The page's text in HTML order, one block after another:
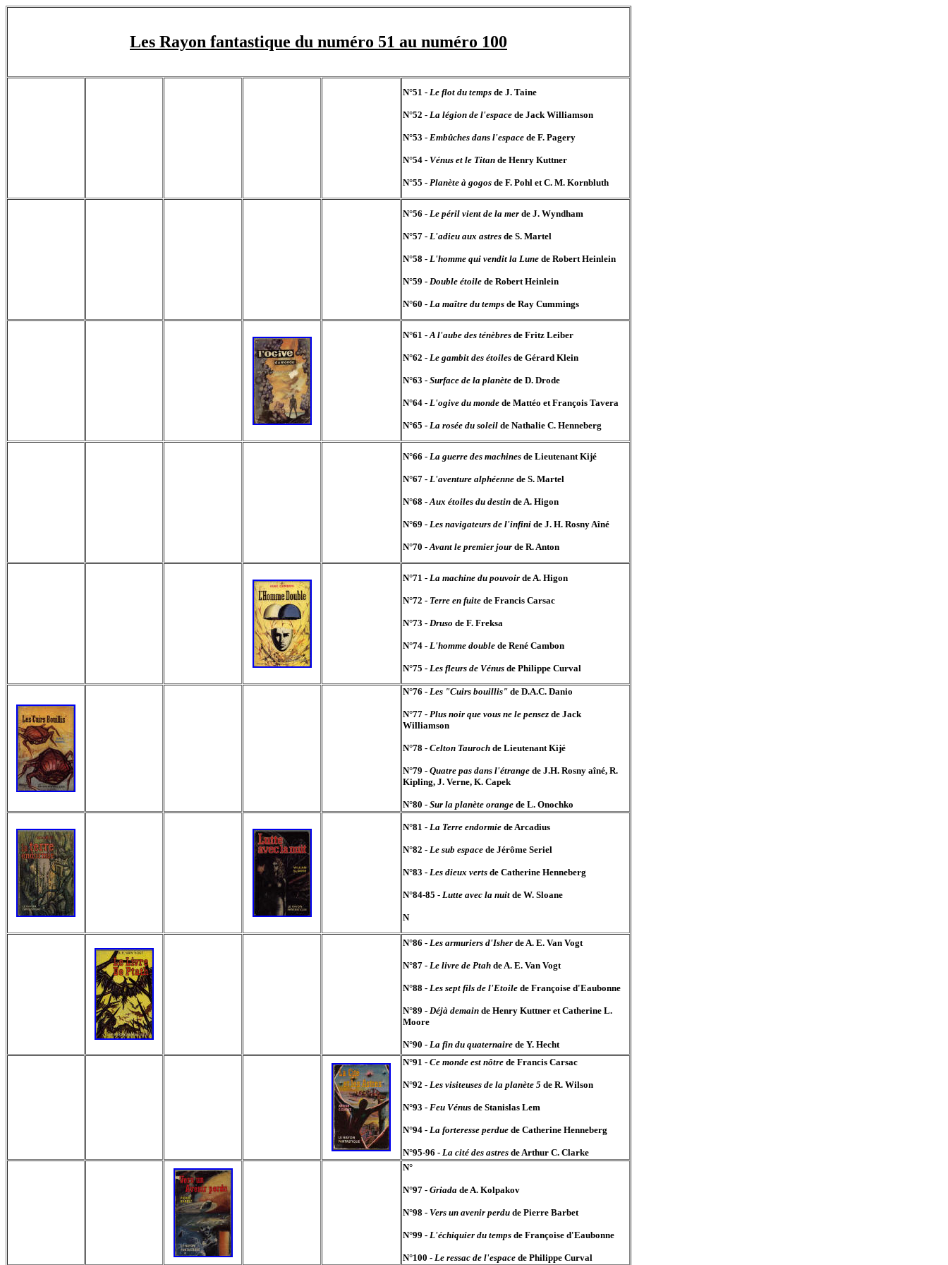
Les Rayon fantastique du numéro 51 au numéro 100
N°51 - Le flot du temps de J. Taine
N°52 - La légion de l'espace de Jack Williamson
N°53 - Embûches dans l'espace de F. Pagery
N°54 - Vénus et le Titan de Henry Kuttner
N°55 - Planète à gogos de F. Pohl et C. M. Kornbluth
N°56 - Le péril vient de la mer de J. Wyndham
N°57 - L'adieu aux astres de S. Martel
N°58 - L'homme qui vendit la Lune de Robert Heinlein
N°59 - Double étoile de Robert Heinlein
N°60 - La maître du temps de Ray Cummings
N°61 -A l'aube des ténèbres de Fritz Leiber
N°62 - Le gambit des étoiles de Gérard Klein
N°63 - Surface de la planète de D. Drode
N°64 - L'ogive du monde de Mattéo et François Tavera
N°65 - La rosée du soleil de Nathalie C. Henneberg
N°66 - La guerre des machines de Lieutenant Kijé
N°67 - L'aventure alphéenne de S. Martel
N°68 -Aux étoiles du destin de A. Higon
N°69 - Les navigateurs de l'infini de J. H. Rosny Aîné
N°70 -Avant le premier jour de R. Anton
N°71 - La machine du pouvoir de A. Higon
N°72 - Terre en fuite de Francis Carsac
N°73 - Druso de F. Freksa
N°74 - L'homme double de René Cambon
N°75 - Les fleurs de Vénus de Philippe Curval
N°76 - Les "Cuirs bouillis" de D.A.C. Danio
N°77 - Plus noir que vous ne le pensez de Jack
Williamson
N°78 - Celton Tauroch de Lieutenant Kijé
N°79 - Quatre pas dans l'étrange de J.H. Rosny aîné, R.
Kipling, J. Verne, K. Capek
N°80 - Sur la planète orange de L. Onochko
N°81 - La Terre endormie de Arcadius
N°82 - Le sub espace de Jérôme Seriel
N°83 - Les dieux verts de Catherine Henneberg
N°84-85 - Lutte avec la nuit de W. Sloane
N
N°86 - Les armuriers d'Isher de A. E. Van Vogt
N°87 - Le livre de Ptah de A. E. Van Vogt
N°88 - Les sept fils de l'Etoile de Françoise d'Eaubonne
N°89 - Déjà demain de Henry Kuttner et Catherine L.
Moore
N°90 - La fin du quaternaire de Y. Hecht
N°91 - Ce monde est nôtre de Francis Carsac
N°92 - Les visiteuses de la planète 5 de R. Wilson
N°93 - Feu Vénus de Stanislas Lem
N°94 - La forteresse perdue de Catherine Henneberg
N°95-96 - La cité des astres de Arthur C. Clarke
N°
N°97 - Griada de A. Kolpakov
N°98 - Vers un avenir perdu de Pierre Barbet
N°99 - L'échiquier du temps de Françoise d'Eaubonne
N°100 - Le ressac de l'espace de Philippe Curval